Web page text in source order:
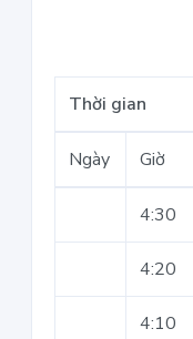
Thời gian
Ngày Giờ
4:30
4:20
4:10